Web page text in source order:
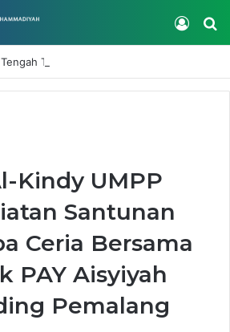
Log In
Kindy UMPP
Santunan
Ceria Bersama
PAY Aisyiyah
Pemalang